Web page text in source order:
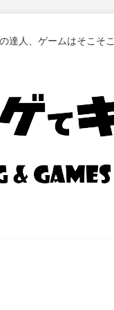
達人、ゲームはそこそこ